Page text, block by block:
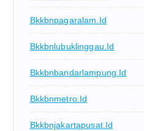
Bkkbnpagaralam.id
Bkkbnlubuklinggau.id
Bkkbnbandarlampung.id
Bkkbnmetro.id
Bkkbnjakartapusat.id